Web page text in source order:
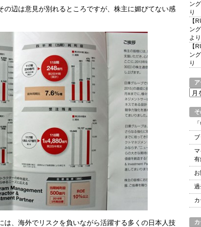
辺は意見が別れるところですが、株主に媚びてない感
、海外でリスクを負いながら活躍する多くの日本人技
ン
り
【
ン
より
【
ン
り
ア
カ
ブ
有